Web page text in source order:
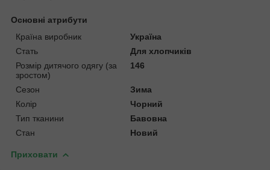
Основні атрибути
Країна виробник
Україна
Стать
Для хлопчиків
Розмір дитячого одягу (за
зростом)
146
Сезон
Зима
Колір
Чорний
Тип тканини
Бавовна
Стан
Новий
Приховати